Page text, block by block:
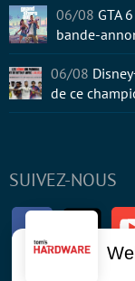
SUIVEZ-NOUS
Facebook
06/08 GTA
bande-
06/08
de ce